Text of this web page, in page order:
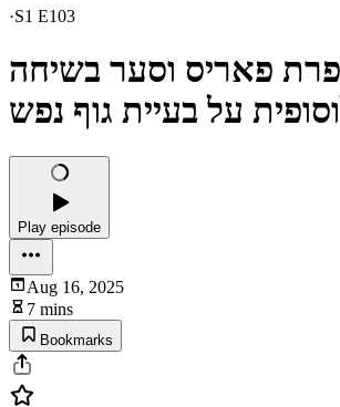
·S1 E103
פאריס וסער בשיחה
על בעיית גוף נפש
Play episode
Aug 16, 2025
7 mins
Bookmarks